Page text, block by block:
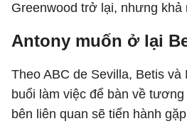
Greenwood trở lại, nhưng khả
Antony muốn ở lại
Theo ABC de Sevilla, Betis và
buổi làm việc để bàn về
bên liên quan sẽ tiến hành